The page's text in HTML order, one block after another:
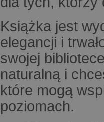
Książka jest
elegancji i
swojej
naturalną i
które mogą
poziomach.